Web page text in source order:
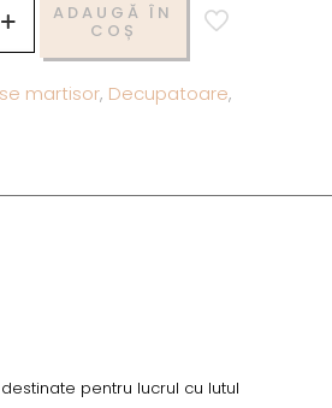
ADAUGĂ ÎN
COȘ
martisor, Decupatoare,
pentru lucrul cu lutul